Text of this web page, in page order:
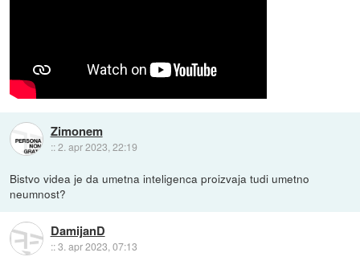
Zimonem
::2. apr 2023, 22:19
Bistvo videa je da umetna inteligenca proizvaja tudi umetno
neumnost?
DamijanD
::3. apr 2023, 07:13